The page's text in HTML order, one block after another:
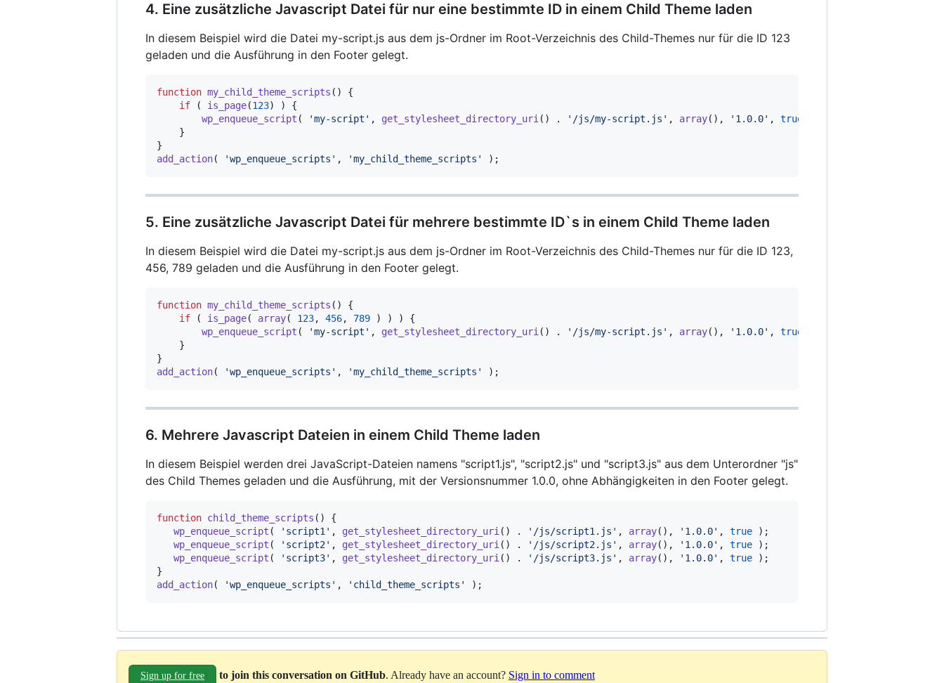
4. Eine zusätzliche Javascript Datei für nur eine bestimmte ID in einem Child Theme laden
In diesem Beispiel wird die Datei my-script.js aus dem js-Ordner im Root-Verzeichnis des Child-Themes nur für die ID 123
geladen und die Ausführung in den Footer gelegt.
function my_child_theme_scripts ( )
{
if
( is_page(123) )
{
wp_enqueue_script ( 'my-script' , get_stylesheet_directory_uri ( ) . '/js/my-script.js' , array( ) , '1.0.0' , true
}
}
add_action( 'wp_enqueue_scripts' , 'my_child_theme_scripts' ) ;
5. Eine zusätzliche Javascript Datei für mehrere bestimmte ID`s in einem Child Theme laden
In diesem Beispiel wird die Datei my-script.js aus dem js-Ordner im Root-Verzeichnis des Child-Themes nur für die ID 123,
456, 789 geladen und die Ausführung in den Footer gelegt.
function my_child_theme_scripts ( )
{
if
( is_page( array( 123, 456, 789 ) ) )
{
wp_enqueue_script ( 'my-script' , get_stylesheet_directory_uri ( ) . '/js/my-script.js' , array( ) , '1.0.0' , true
}
}
add_action( 'wp_enqueue_scripts' , 'my_child_theme_scripts' ) ;
6. Mehrere Javascript Dateien in einem Child Theme laden
In diesem Beispiel werden drei JavaScript-Dateien namens "script1.js", "script2.js" und "script3.js" aus dem Unterordner "js"
des Child Themes geladen und die Ausführung, mit der Versionsnummer 1.0.0, ohne Abhängigkeiten in den Footer gelegt.
function child_theme_scripts ( )
{
wp_enqueue_script ( 'script1' , get_stylesheet_directory_uri ( ) . '/js/script1.js' , array( ) , '1.0.0' , true ) ;
wp_enqueue_script ( 'script2' , get_stylesheet_directory_uri ( ) . '/js/script2.js' , array( ) , '1.0.0' , true ) ;
wp_enqueue_script ( 'script3' , get_stylesheet_directory_uri ( ) . '/js/script3.js' , array( ) , '1.0.0' , true ) ;
}
add_action( 'wp_enqueue_scripts' , 'child_theme_scripts' ) ;
Sign up for free to join this conversation on GitHub. Already have an account? Sign in to comment